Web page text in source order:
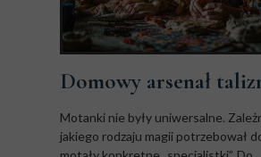
Domowy arsenał
Motanki nie były uniwersalne.
jakiego rodzaju magii potrzebował